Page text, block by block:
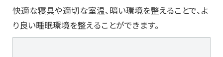
快適な寝具や適切な室温、暗い環境を整えることで、よ
り良い睡眠環境を整えることができます。